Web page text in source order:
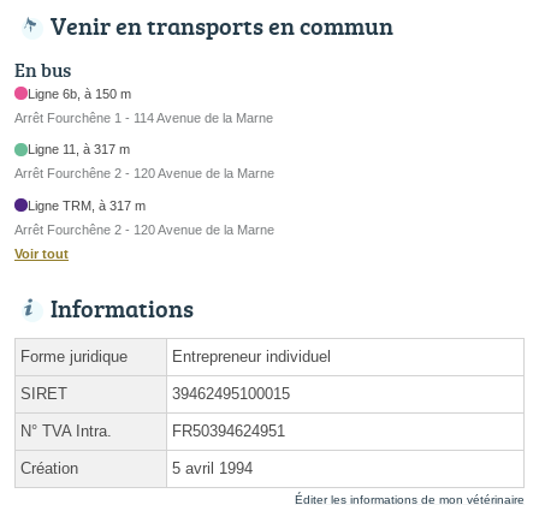
Venir en transports en commun
En bus
Ligne 6b, à 150 m
Arrêt Fourchêne 1 - 114 Avenue de la Marne
Ligne 11, à 317 m
Arrêt Fourchêne 2 - 120 Avenue de la Marne
Ligne TRM, à 317 m
Arrêt Fourchêne 2 - 120 Avenue de la Marne
Voir tout
Informations
Forme juridique Entrepreneur individuel
SIRET 39462495100015
N° TVA Intra. FR50394624951
Création 5 avril 1994
Éditer les informations de mon vétérinaire